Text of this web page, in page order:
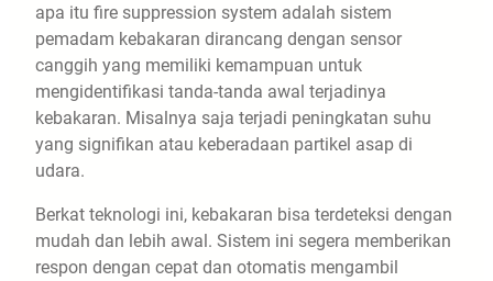
apa itu fire suppression system adalah sistem
pemadam kebakaran dirancang dengan sensor
canggih yang memiliki kemampuan untuk
mengidentifikasi tanda-tanda awal terjadinya
kebakaran. Misalnya saja terjadi peningkatan suhu
yang signifikan atau keberadaan partikel asap di
udara.
Berkat teknologi ini, kebakaran bisa terdeteksi dengan
mudah dan lebih awal. Sistem ini segera memberikan
respon dengan cepat dan otomatis mengambil